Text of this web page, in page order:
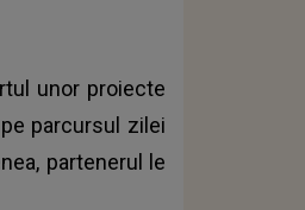
unor proiecte
parcursul zilei
partenerul le